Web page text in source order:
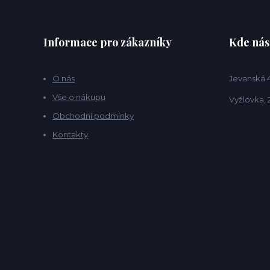
Informace pro zákazníky
O nás
Vše o nákupu
Obchodní podmínky
Kontakty
Kde
Jevanská
Vyžlovka,